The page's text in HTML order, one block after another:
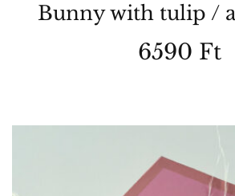
Bunny with tulip /
6590 Ft